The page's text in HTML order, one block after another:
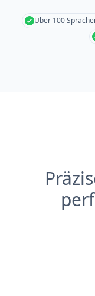
Über 100